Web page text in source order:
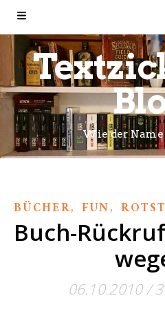
Wie der Name
BÜCHER, FUN,
Buch-
06.10.2010/